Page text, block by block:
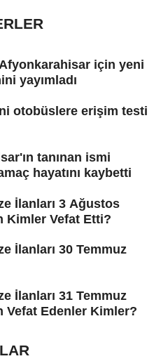
için yeni
yayımladı
otobüslere erişim testi
tanınan ismi
hayatını kaybetti
İlanları 3 Ağustos
Kimler Vefat Etti?
İlanları 30 Temmuz
İlanları 31 Temmuz
Vefat Edenler Kimler?